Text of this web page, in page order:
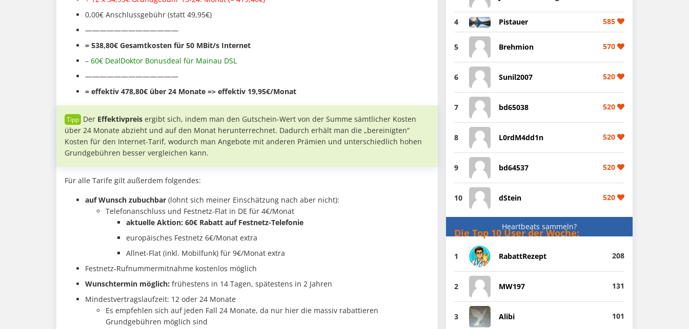
0,00€ Anschlussgebühr (statt 49,95€)
—————————————
= 538,80€ Gesamtkosten für 50 MBit/s Internet
– 60€ DealDoktor Bonusdeal für Mainau DSL
—————————————
= effektiv 478,80€ über 24 Monate => effektiv 19,95€/Monat
Der Effektivpreis ergibt sich, indem man den Gutschein-Wert von der Summe sämtlicher Kosten
über 24 Monate abzieht und auf den Monat herunterrechnet. Dadurch erhält man die „bereinigten“
Kosten für den Internet-Tarif, wodurch man Angebote mit anderen Prämien und unterschiedlich hohen
Grundgebühren besser vergleichen kann.
Für alle Tarife gilt außerdem folgendes:
auf Wunsch zubuchbar (lohnt sich meiner Einschätzung nach aber nicht):
Telefonanschluss und Festnetz-Flat in DE für 4€/Monat
aktuelle Aktion: 60€ Rabatt auf Festnetz-Telefonie
europäisches Festnetz 6€/Monat extra
Allnet-Flat (inkl. Mobilfunk) für 9€/Monat extra
Festnetz-Rufnummermitnahme kostenlos möglich
Wunschtermin möglich: frühestens in 14 Tagen, spätestens in 2 Jahren
Mindestvertragslaufzeit: 12 oder 24 Monate
Es empfehlen sich auf jeden Fall 24 Monate, da nur hier die massiv rabattieren
Grundgebühren möglich sind
4 Pistauer 585
5 Brehmion 570
6 Sunil2007 520
7 bd65038 520
8 L0rdM4dd1n 520
9 bd64537 520
10 dStein 520
Heartbeats sammeln?
Die Top 10 User der Woche:
1 RabattRezept 208
2 MW197 131
3 Alibi 101